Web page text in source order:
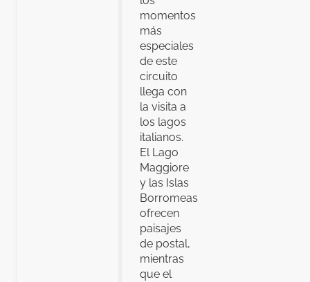
momentos
más
especiales
de este
circuito
llega con
la visita a
los lagos
italianos.
El Lago
Maggiore
y las Islas
Borromeas
ofrecen
paisajes
de postal,
mientras
que el